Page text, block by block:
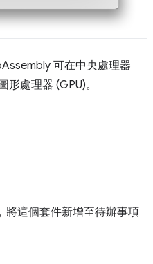
可在中央處理器
處理器 (GPU)。
，將這個套件新增至待辦事項